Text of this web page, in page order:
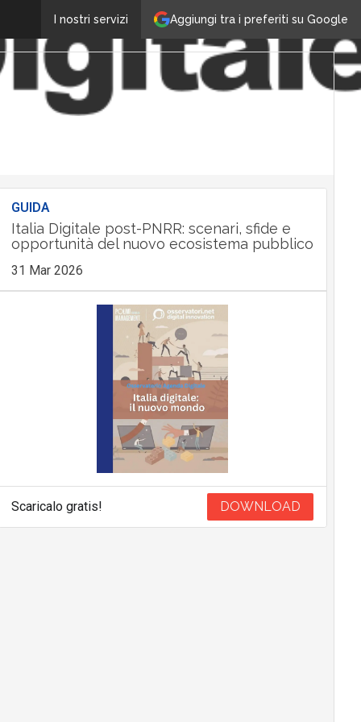
Aggiungi tra i preferiti su Google
I nostri servizi
GUIDA
Italia Digitale post-PNRR: scenari, sfide e
opportunità del nuovo ecosistema pubblico
31 Mar 2026
Scaricalo gratis! DOWNLOAD